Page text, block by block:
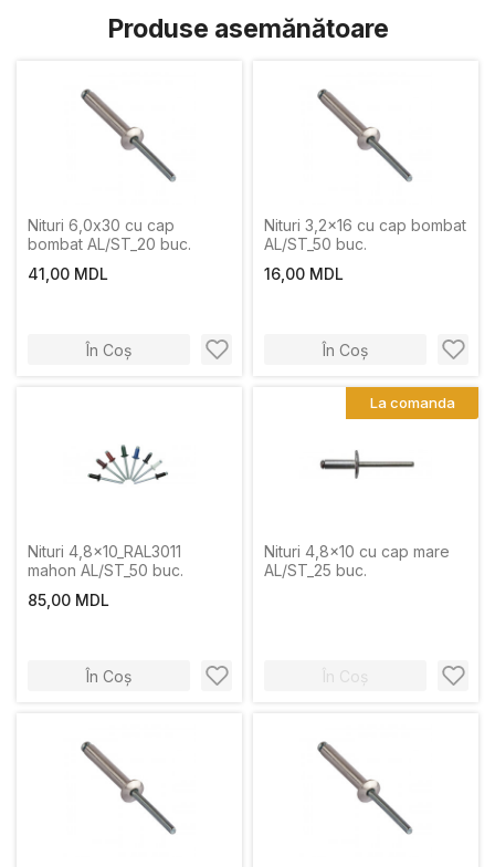
Produse asemănătoare
Nituri 6,0x30 cu cap
bombat AL/ST_20 buc.
41,00 MDL
În Coș
Nituri 3,2x16 cu cap bombat
AL/ST_50 buc.
16,00 MDL
În Coș
Nituri 4,8x10_RAL3011
mahon AL/ST_50 buc.
85,00 MDL
În Coș
Nituri 4,8x10 cu cap mare
AL/ST_25 buc.
În Coș
La comanda